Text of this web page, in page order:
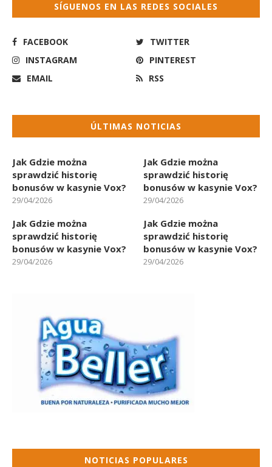
SÍGUENOS EN LAS REDES SOCIALES
FACEBOOK
TWITTER
INSTAGRAM
PINTEREST
EMAIL
RSS
ÚLTIMAS NOTICIAS
Jak Gdzie można
sprawdzić historię
bonusów w kasynie Vox?
29/04/2026
Jak Gdzie można
sprawdzić historię
bonusów w kasynie Vox?
29/04/2026
Jak Gdzie można
sprawdzić historię
bonusów w kasynie Vox?
29/04/2026
Jak Gdzie można
sprawdzić historię
bonusów w kasynie Vox?
29/04/2026
NOTICIAS POPULARES